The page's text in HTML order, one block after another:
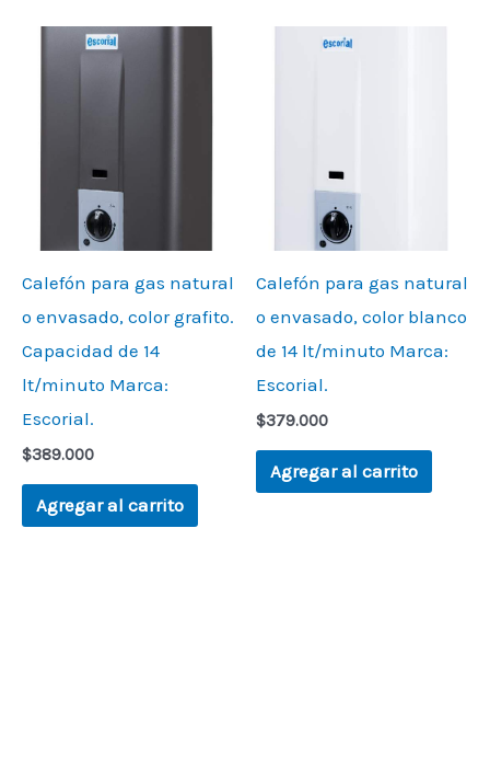
Calefón para gas natural
o envasado, color grafito.
Capacidad de 14
lt/minuto Marca:
Escorial.
$389.000
Agregar al carrito
Calefón para gas natural
o envasado, color blanco
de 14 lt/minuto Marca:
Escorial.
$379.000
Agregar al carrito